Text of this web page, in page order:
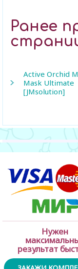
Ранее
Active Orchid
Mask Ultimate
[JMsolution]
Нужен
результат